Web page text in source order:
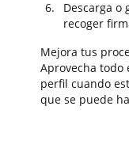
Descarga
recoger
Mejora tus
Aprovecha
perfil cuando
que se puede